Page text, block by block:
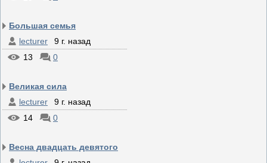
Большая семья
lecturer
9 г. назад
13
0
Великая сила
lecturer
9 г. назад
14
0
Весна двадцать девятого